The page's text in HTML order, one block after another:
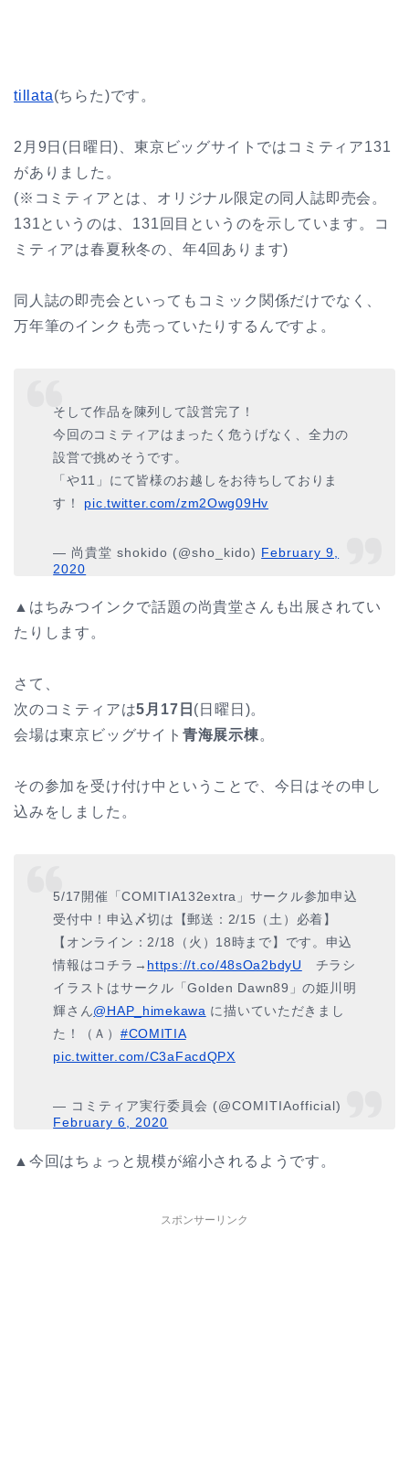
tillata(ちらた)です。
2月9日(日曜日)、東京ビッグサイトではコミティア131
がありました。
(※コミティアとは、オリジナル限定の同人誌即売会。
131というのは、131回目というのを示しています。コ
ミティアは春夏秋冬の、年4回あります)
同人誌の即売会といってもコミック関係だけでなく、
万年筆のインクも売っていたりするんですよ。
そして作品を陳列して設営完了！
今回のコミティアはまったく危うげなく、全力の
設営で挑めそうです。
「や11」にて皆様のお越しをお待ちしておりま
す！ pic.twitter.com/zm2Owg09Hv
— 尚貴堂 shokido (@sho_kido) February 9,
2020
▲はちみつインクで話題の尚貴堂さんも出展されてい
たりします。
さて、
次のコミティアは5月17日 (日曜日)。
会場は東京ビッグサイト 青海展示棟。
その参加を受け付け中ということで、今日はその申し
込みをしました。
5/17開催「COMITIA132extra」サークル参加申込
受付中！申込〆切は【郵送：2/15（土）必着】
【オンライン：2/18（火）18時まで】です。申込
情報はコチラ→ https://t.co/48sOa2bdyU
チラシ
イラストはサークル「Golden Dawn89」の姫川明
輝さん@HAP_himekawa に描いていただきまし
た！（Ａ） #COMITIA
pic.twitter.com/C3aFacdQPX
— コミティア実行委員会 (@COMITIAofficial)
February 6, 2020
▲今回はちょっと規模が縮小されるようです。
スポンサーリンク